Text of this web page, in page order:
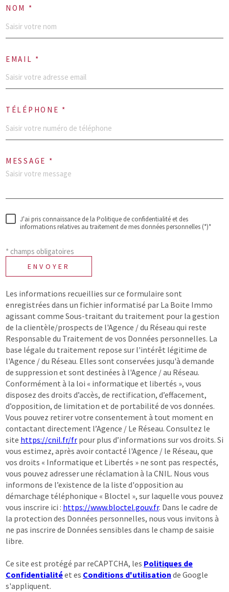
NOM *
EMAIL *
TÉLÉPHONE *
MESSAGE *
J'ai pris connaissance de la Politique de confidentialité et des
informations relatives au traitement de mes données personnelles (*)*
* champs obligatoires
ENVOYER
Les informations recueillies sur ce formulaire sont
enregistrées dans un fichier informatisé par La Boite Immo
agissant comme Sous-traitant du traitement pour la gestion
de la clientèle/prospects de l'Agence / du Réseau qui reste
Responsable du Traitement de vos Données personnelles. La
base légale du traitement repose sur l'intérêt légitime de
l'Agence / du Réseau. Elles sont conservées jusqu'à demande
de suppression et sont destinées à l'Agence / au Réseau.
Conformément à la loi « informatique et libertés », vous
disposez des droits d’accès, de rectification, d’effacement,
d’opposition, de limitation et de portabilité de vos données.
Vous pouvez retirer votre consentement à tout moment en
contactant directement l’Agence / Le Réseau. Consultez le
site https://cnil.fr/fr pour plus d’informations sur vos droits. Si
vous estimez, après avoir contacté l'Agence / le Réseau, que
vos droits « Informatique et Libertés » ne sont pas respectés,
vous pouvez adresser une réclamation à la CNIL. Nous vous
informons de l’existence de la liste d'opposition au
démarchage téléphonique « Bloctel », sur laquelle vous pouvez
vous inscrire ici : https://www.bloctel.gouv.fr. Dans le cadre de
la protection des Données personnelles, nous vous invitons à
ne pas inscrire de Données sensibles dans le champ de saisie
libre.
Ce site est protégé par reCAPTCHA, les Politiques de
Confidentialitéet es Conditions d'utilisation de Google
s'appliquent.